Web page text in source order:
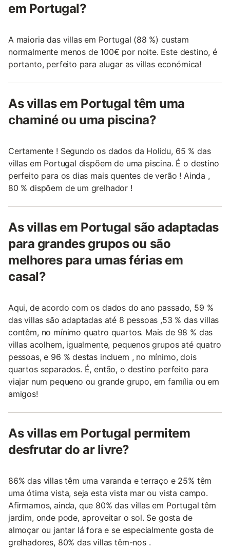
em Portugal?
A maioria das villas em Portugal (88 %) custam
normalmente menos de 100€ por noite. Este destino, é
portanto, perfeito para alugar as villas económica!
As villas em Portugal têm uma
chaminé ou uma piscina?
Certamente ! Segundo os dados da Holidu, 65 % das
villas em Portugal dispõem de uma piscina. É o destino
perfeito para os dias mais quentes de verão ! Ainda ,
80 % dispõem de um grelhador !
As villas em Portugal são adaptadas
para grandes grupos ou são
melhores para umas férias em
casal?
Aqui, de acordo com os dados do ano passado, 59 %
das villas são adaptadas até 8 pessoas ,53 % das villas
contêm, no mínimo quatro quartos. Mais de 98 % das
villas acolhem, igualmente, pequenos grupos até quatro
pessoas, e 96 % destas incluem , no mínimo, dois
quartos separados. É, então, o destino perfeito para
viajar num pequeno ou grande grupo, em família ou em
amigos!
As villas em Portugal permitem
desfrutar do ar livre?
86% das villas têm uma varanda e terraço e 25% têm
uma ótima vista, seja esta vista mar ou vista campo.
Afirmamos, ainda, que 80% das villas em Portugal têm
jardim, onde pode, aproveitar o sol. Se gosta de
almoçar ou jantar lá fora e se especialmente gosta de
grelhadores, 80% das villas têm-nos .